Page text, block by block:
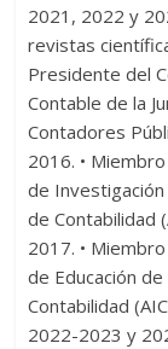
2021, 2022 y
revistas
Presidente del
Contable de la
Contadores
2016. •
de
de Contabilidad
2017. •
de Educación
Contabilidad
2022-2023 y